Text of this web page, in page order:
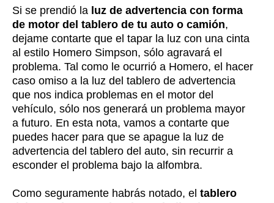
Si se prendió la luz de advertencia con forma
de motor del tablero de tu auto o camión,
dejame contarte que el tapar la luz con una cinta
al estilo Homero Simpson, sólo agravará el
problema. Tal como le ocurrió a Homero, el hacer
caso omiso a la luz del tablero de advertencia
que nos indica problemas en el motor del
vehículo, sólo nos generará un problema mayor
a futuro. En esta nota, vamos a contarte que
puedes hacer para que se apague la luz de
advertencia del tablero del auto, sin recurrir a
esconder el problema bajo la alfombra.
Como seguramente habrás notado, el tablero